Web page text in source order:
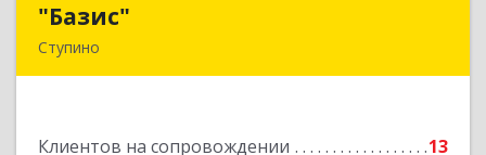
"Базис"
Ступино
Клиентов на сопровождении
13
Подробнее